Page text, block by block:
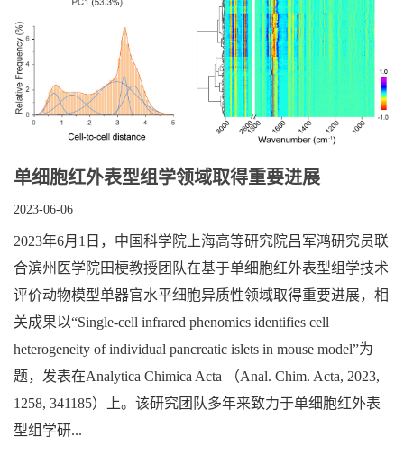
单细胞红外表型组学领域取得重要进展
2023-06-06
2023年6月1日，中国科学院上海高等研究院吕军鸿研究员联
合滨州医学院田梗教授团队在基于单细胞红外表型组学技术
评价动物模型单器官水平细胞异质性领域取得重要进展，相
关成果以“Single-cell infrared phenomics identifies cell
heterogeneity of individual pancreatic islets in mouse model”为
题，发表在Analytica Chimica Acta （Anal. Chim. Acta, 2023,
1258, 341185）上。该研究团队多年来致力于单细胞红外表
型组学研...